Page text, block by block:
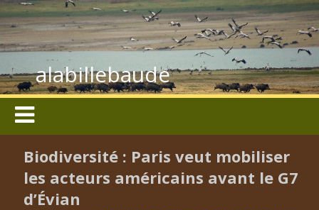
alabillebaude
Biodiversité : Paris veut mobiliser
les acteurs américains avant le G7
d’Évian